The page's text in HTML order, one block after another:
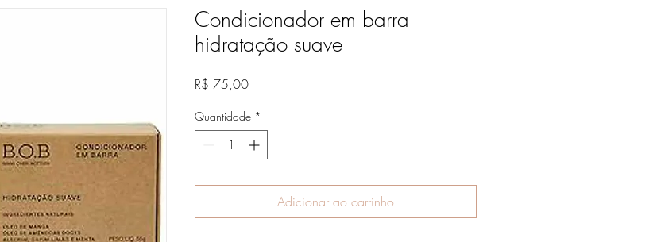
Condicionador em barra
hidratação suave
R$ 75,00Preço
Quantidade *
Adicionar ao carrinho